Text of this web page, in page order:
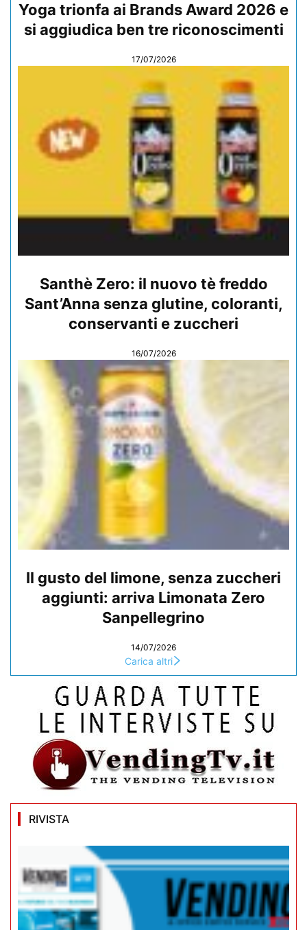
Yoga trionfa ai Brands Award 2026 e
si aggiudica ben tre riconoscimenti
17/07/2026
Santhè Zero: il nuovo tè freddo
Sant’Anna senza glutine, coloranti,
conservanti e zuccheri
16/07/2026
Il gusto del limone, senza zuccheri
aggiunti: arriva Limonata Zero
Sanpellegrino
14/07/2026
Carica altri
RIVISTA